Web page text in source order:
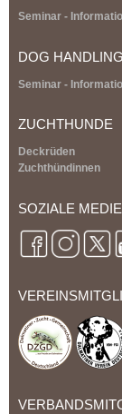
Seminar -
DOG
Seminar -
ZUCHTHUNDE
Deckrüden
Zuchthündinnen
SOZIALE